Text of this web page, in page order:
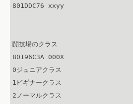
801DDC76 xxyy
闘技場のクラス
80196C3A 000X
0ジュニアクラス
1ビギナークラス
2ノーマルクラス